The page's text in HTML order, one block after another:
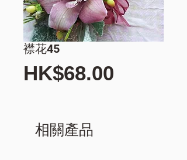
襟花45
HK$68.00
相關產品